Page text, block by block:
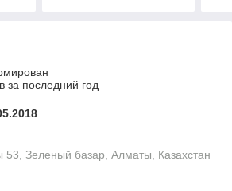
за последний год
Зеленый базар, Алматы, Казахстан